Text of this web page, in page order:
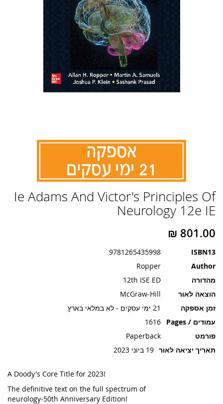
Ie Adams And Victor's Principles Of
Neurology 12e IE
ISBN13
9781265435998
Author
Ropper
מהדורה
12th ISE ED
הוצאה לאור
McGraw-Hill
זמן אספקה
21 ימי עסקים - לא במלאי בארץ
עמודים / Pages
1616
פורמט
Paperback
תאריך יציאה לאור 19 ביוני 2023
A Doody's Core Title for 2023!
The definitive text on the full spectrum of
neurology-50th Anniversary Edition!
להתחלה
של
גלריית